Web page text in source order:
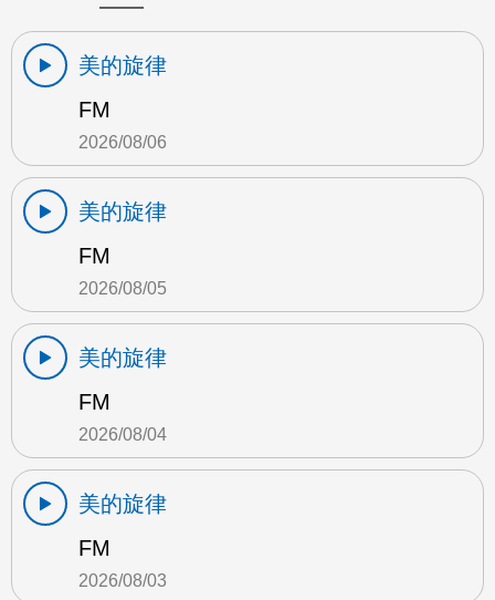
美的旋律
FM
2026/08/06
美的旋律
FM
2026/08/05
美的旋律
FM
2026/08/04
美的旋律
FM
2026/08/03